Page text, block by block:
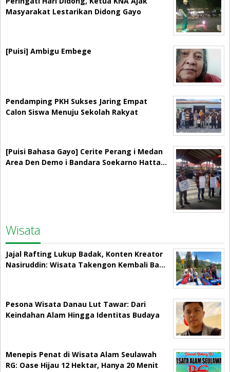
Masyarakat Lestarikan Didong Gayo
[Puisi] Ambigu Embege
Pendamping PKH Sukses Jaring Empat
Calon Siswa Menuju Sekolah Rakyat
[Puisi Bahasa Gayo] Cerite Perang i Medan
Area Den Demo i Bandara Soekarno Hatta…
Wisata
Jajal Rafting Lukup Badak, Konten Kreator
Nasiruddin: Wisata Takengon Kembali Ba…
Pesona Wisata Danau Lut Tawar: Dari
Keindahan Alam Hingga Identitas Budaya
Menepis Penat di Wisata Alam Seulawah
RG: Oase Hijau 12 Hektar, Hanya 20 Menit